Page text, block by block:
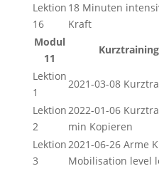
Lektion
16
18 Minuten
Kraft
Modul
11
Lektion
1
2021-03-08
Lektion
2
2022-01-06
min Kopieren
Lektion
3
2021-06-26 Arme
Mobilisation level